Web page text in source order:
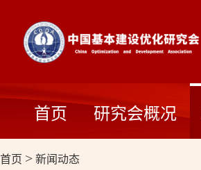
首页 研究会概况
首页 >新闻动态